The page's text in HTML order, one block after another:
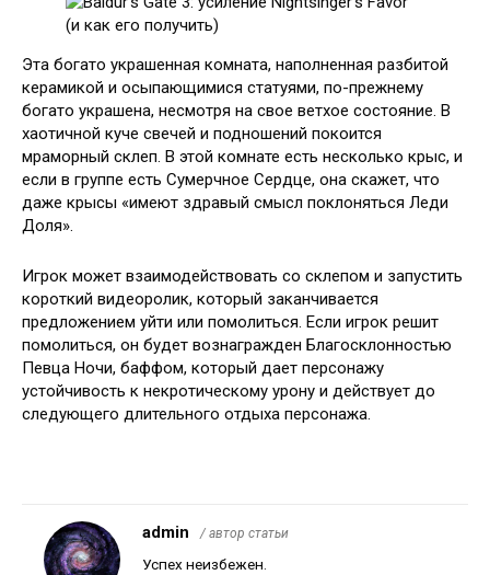
Эта богато украшенная комната, наполненная разбитой
керамикой и осыпающимися статуями, по-прежнему
богато украшена, несмотря на свое ветхое состояние. В
хаотичной куче свечей и подношений покоится
мраморный склеп. В этой комнате есть несколько крыс, и
если в группе есть Сумерчное Сердце, она скажет, что
даже крысы «имеют здравый смысл поклоняться Леди
Доля».
Игрок может взаимодействовать со склепом и запустить
короткий видеоролик, который заканчивается
предложением уйти или помолиться. Если игрок решит
помолиться, он будет вознагражден Благосклонностью
Певца Ночи, баффом, который дает персонажу
устойчивость к некротическому урону и действует до
следующего длительного отдыха персонажа.
admin / автор статьи
Успех неизбежен.